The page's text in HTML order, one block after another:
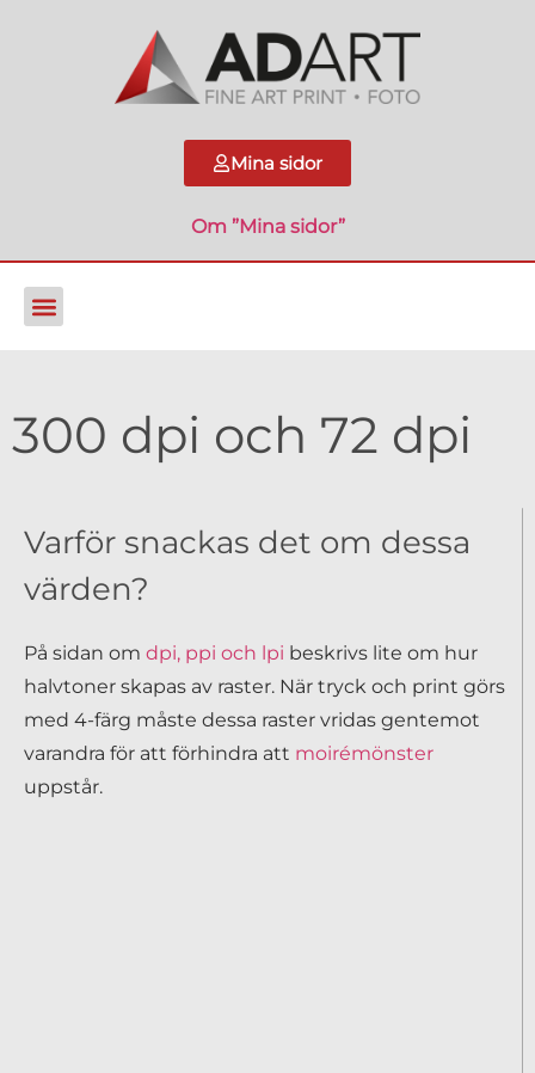
Mina sidor
Om ”Mina sidor”
300 dpi och 72 dpi
Varför snackas det om dessa
värden?
På sidan om dpi, ppi och lpi beskrivs lite om hur
halvtoner skapas av raster. När tryck och print görs
med 4-färg måste dessa raster vridas gentemot
varandra för att förhindra att moirémönster
uppstår.